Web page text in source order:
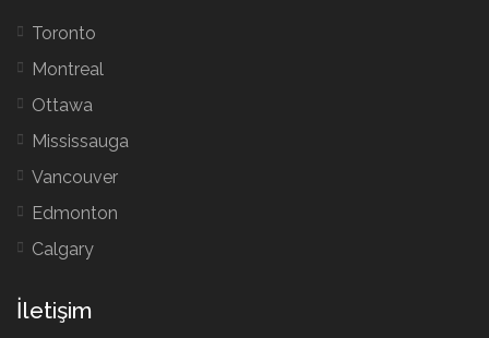
Toronto
Montreal
Ottawa
Mississauga
Vancouver
Edmonton
Calgary
İletişim